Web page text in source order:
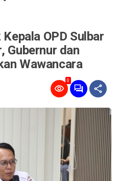
"
OPD Sulbar
Gubernur dan
Wawancara
0